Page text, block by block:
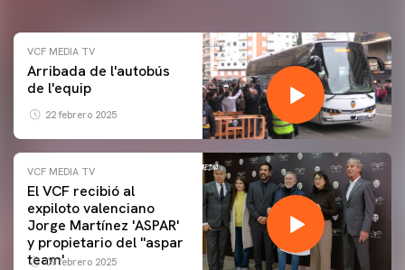
VCF MEDIA TV
Arribada de l'autobús
de l'equip
22 febrero 2025
VCF MEDIA TV
El VCF recibió al
expiloto valenciano
Jorge Martínez 'ASPAR'
y propietario del ''aspar
team'
09 febrero 2025